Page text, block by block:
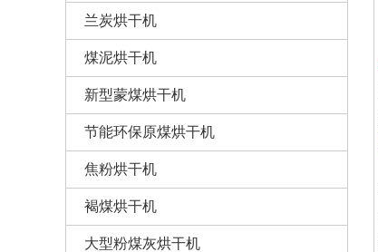
兰炭烘干机
煤泥烘干机
新型蒙煤烘干机
节能环保原煤烘干机
焦粉烘干机
褐煤烘干机
大型粉煤灰烘干机